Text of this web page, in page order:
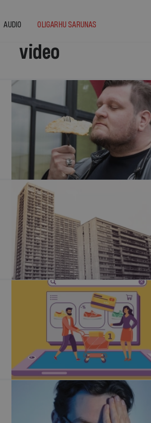
AUDIO OLIGARHU SARUNAS
video